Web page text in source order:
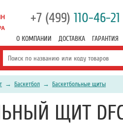
+7 (499) 110-46-21
О КОМПАНИИ ДОСТАВКА ГАРАНТИЯ
→ Баскетбол → Баскетбольные щиты
ЩИТ DFC